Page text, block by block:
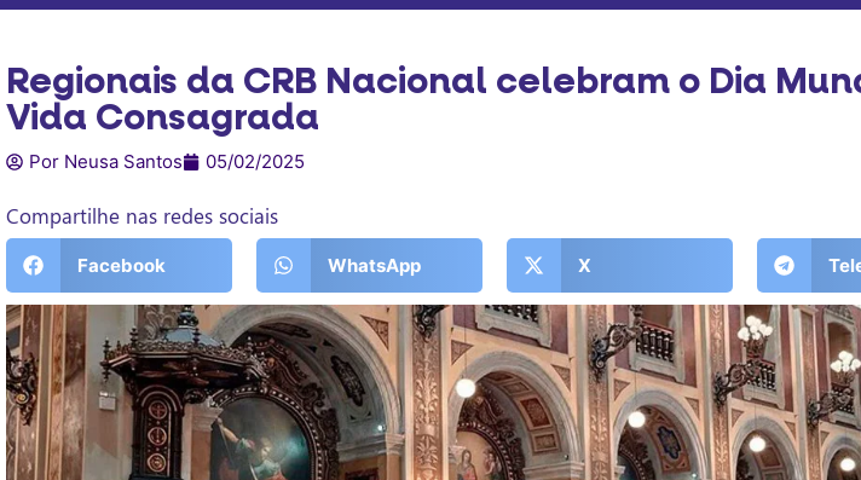
Regionais da CRB Nacional celebram o Dia
Vida Consagrada
Por Neusa Santos 05/02/2025
Compartilhe nas redes sociais
Facebook WhatsApp X